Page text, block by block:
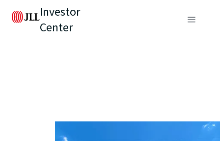
Investor
Center